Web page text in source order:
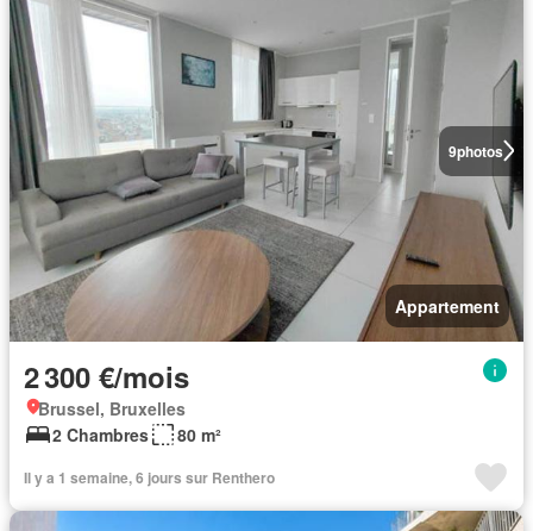
9photos
Appartement
2 300 €/mois
Brussel, Bruxelles
2 Chambres
80 m²
Il y a 1 semaine, 6 jours sur Renthero